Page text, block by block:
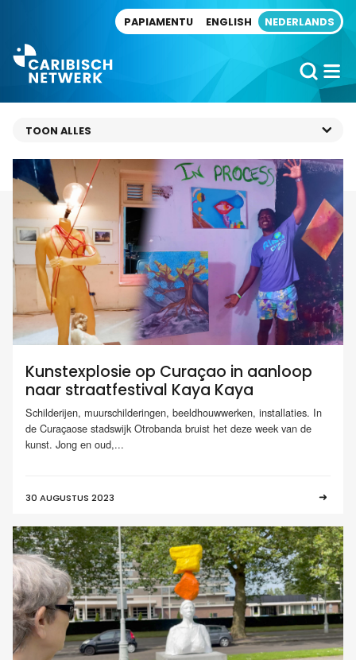
PAPIAMENTU ENGLISH NEDERLANDS
Kunstexplosie op Curaçao in aanloop
naar straatfestival Kaya Kaya
Schilderijen, muurschilderingen, beeldhouwwerken, installaties. In
de Curaçaose stadswijk Otrobanda bruist het deze week van de
kunst. Jong en oud,...
30 AUGUSTUS 2023